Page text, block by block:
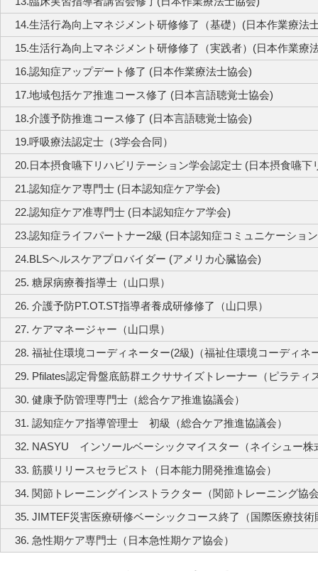
14.生活行為向上マネジメント研修修了（基礎）(日本作業療法
15.生活行為向上マネジメント研修修了（実践者）(日本作業療
16.認知症アップデート修了 (日本作業療法士協会)
17.地域包括ケア推進コース修了 (日本言語聴覚士協会)
18.介護予防推進コース修了 (日本言語聴覚士協会)
19.呼吸療法認定士（3学会合同）
20.日本摂食嚥下リハビリテーション学会認定士 (日本摂食嚥下
21.認知症ケア専門士 (日本認知症ケア学会)
22.認知症ケア准専門士 (日本認知症ケア学会)
23.認知症ライフパートナー2級 (日本認知症コミュニケーショ
24.BLSヘルスケアプロバイダー (アメリカ心臓協会)
25. 糖尿病療養指導士（山口県）
26. 介護予防PT.OT.ST指導者養成研修修了（山口県）
27. ケアマネージャー（山口県）
28. 福祉住環境コーディネーター(2級)（福祉住環境コーディネ
29. Pfilates認定骨盤底筋群エクササイズトレーナー（ピラティ
30. 健康予防管理専門士（総合ケア推進協議会）
31. 認知症ケア指導管理士 初級（総合ケア推進協議会）
32. NASYU インソールベーシックマイスター（ネイシュー株
33. 筋膜リリースセラピスト（日本能力開発推進協会）
34. 関節トレーニングインストラクター（関節トレーニング協
35. JIMTEF災害医療研修ベーシックコース終了（国際医療技術
36. 急性期ケア専門士（日本急性期ケア協会）